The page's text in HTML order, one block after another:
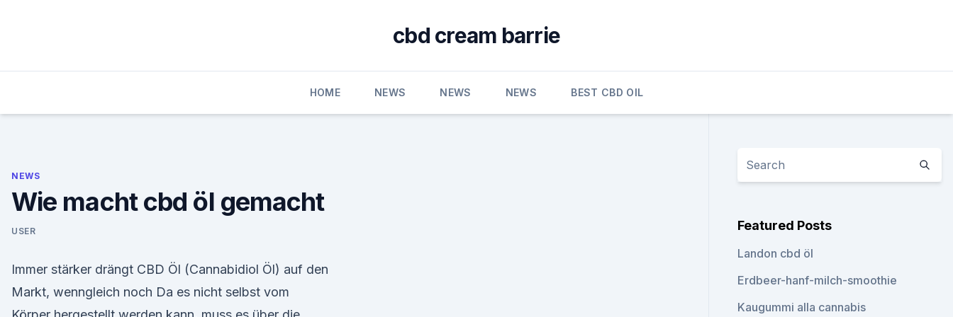
cbd cream barrie
HOME NEWS NEWS NEWS BEST CBD OIL
NEWS
Wie macht cbd öl gemacht
USER
Immer stärker drängt CBD Öl (Cannabidiol Öl) auf den
Markt, wenngleich noch Da es nicht selbst vom
Featured Posts
Landon cbd öl
Erdbeer-hanf-milch-smoothie
Kaugummi alla cannabis